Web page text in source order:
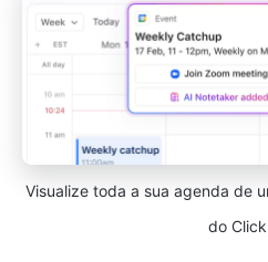
Visualize toda a sua agenda de
do